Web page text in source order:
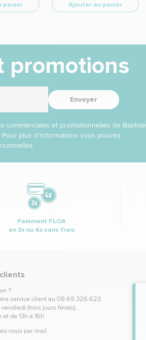
panier
Ajouter au panier
promotions
Envoyer
commerciales et promotionnelles de Bastide
plus d’informations vous pouvez
Paiement FLOA
en 3x ou 4x sans frais
?
service client au 09.69.326.623
(hors jours fériés),
et de 13h à 16h
nous par mail